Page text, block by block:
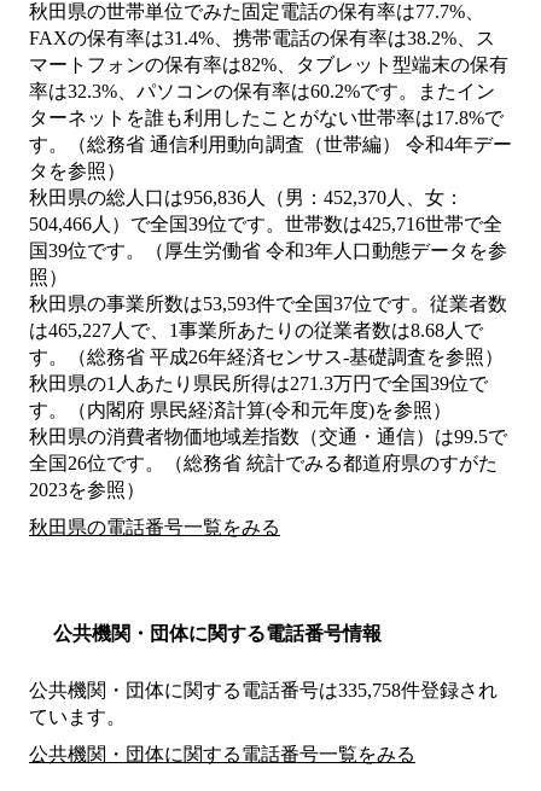
秋田県の世帯単位でみた固定電話の保有率は77.7%、
FAXの保有率は31.4%、携帯電話の保有率は38.2%、ス
マートフォンの保有率は82%、タブレット型端末の保有
率は32.3%、パソコンの保有率は60.2%です。またイン
ターネットを誰も利用したことがない世帯率は17.8%で
す。（総務省 通信利用動向調査（世帯編） 令和4年デー
タを参照）
秋田県の総人口は956,836人（男：452,370人、女：
504,466人）で全国39位です。世帯数は425,716世帯で全
国39位です。（厚生労働省 令和3年人口動態データを参
照）
秋田県の事業所数は53,593件で全国37位です。従業者数
は465,227人で、1事業所あたりの従業者数は8.68人で
す。（総務省 平成26年経済センサス‐基礎調査を参照）
秋田県の1人あたり県民所得は271.3万円で全国39位で
す。（内閣府 県民経済計算(令和元年度)を参照）
秋田県の消費者物価地域差指数（交通・通信）は99.5で
全国26位です。（総務省 統計でみる都道府県のすがた
2023を参照）
秋田県の電話番号一覧をみる
公共機関・団体に関する電話番号情報
公共機関・団体に関する電話番号は335,758件登録され
ています。
公共機関・団体に関する電話番号一覧をみる